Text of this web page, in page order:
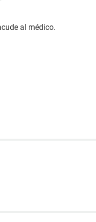
al médico.